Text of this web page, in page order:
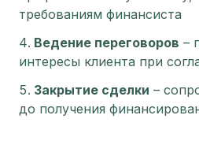
требованиям финансиста
Ведение переговоров –
интересы клиента при
Закрытие сделки –
до получения